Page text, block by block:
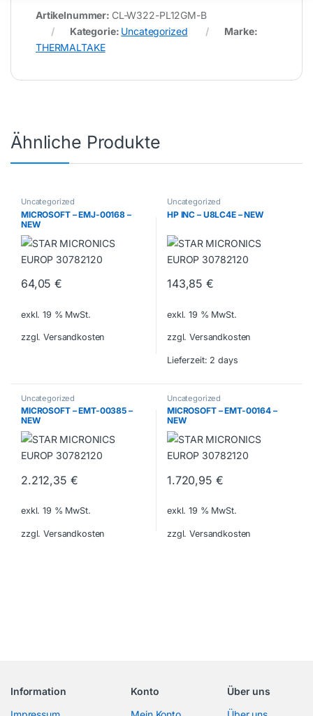
Artikelnummer: CL-W322-PL12GM-B
Kategorie: Uncategorized
Marke:
THERMALTAKE
Ähnliche Produkte
Uncategorized
MICROSOFT – EMJ-00168 –
NEW
64,05€
exkl. 19 % MwSt.
zzgl. Versandkosten
Uncategorized
HP INC – U8LC4E – NEW
143,85€
exkl. 19 % MwSt.
zzgl. Versandkosten
Lieferzeit: 2 days
Uncategorized
MICROSOFT – EMT-00385 –
NEW
2.212,35 €
exkl. 19 % MwSt.
zzgl. Versandkosten
Uncategorized
MICROSOFT – EMT-00164 –
NEW
1.720,95 €
exkl. 19 % MwSt.
zzgl. Versandkosten
Information
Konto
Über uns